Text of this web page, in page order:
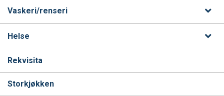
Vaskeri/renseri
Helse
Rekvisita
Storkjøkken